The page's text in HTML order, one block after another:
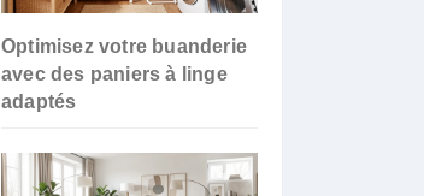
Optimisez votre buanderie
avec des paniers à linge
adaptés